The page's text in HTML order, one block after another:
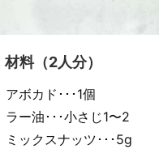
材料（2人分）
アボカド･･･1個
ラー油･･･小さじ1〜2
ミックスナッツ･･･5g